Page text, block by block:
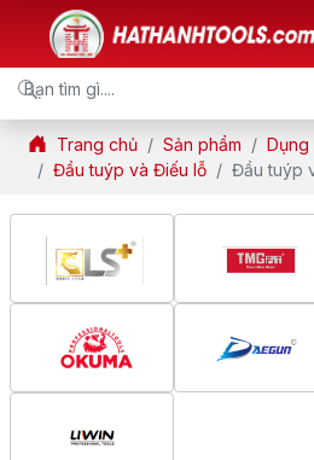
Trang chủ Sản phẩm
Dụng
Đầu tuýp và Điếu lỗ
Đầu tuýp